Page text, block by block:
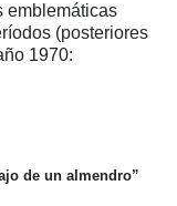
emblemáticas
(posteriores
1970:
de un almendro”